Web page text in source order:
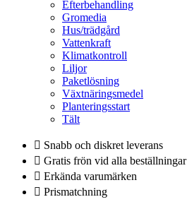
Efterbehandling
Gromedia
Hus/trädgård
Vattenkraft
Klimatkontroll
Liljor
Paketlösning
Växtnäringsmedel
Planteringsstart
Tält
Snabb och diskret leverans
Gratis frön vid alla beställningar
Erkända varumärken
Prismatchning